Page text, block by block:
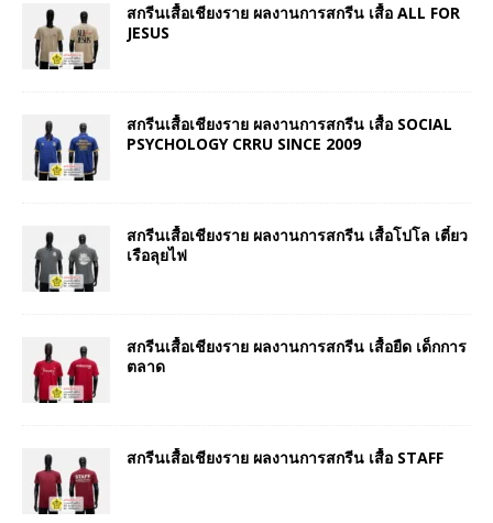
สกรีนเสื้อเชียงราย ผลงานการสกรีน เสื้อ ALL FOR
JESUS
สกรีนเสื้อเชียงราย ผลงานการสกรีน เสื้อ SOCIAL
PSYCHOLOGY CRRU SINCE 2009
สกรีนเสื้อเชียงราย ผลงานการสกรีน เสื้อโปโล เตี๋ยว
เรือลุยไฟ
สกรีนเสื้อเชียงราย ผลงานการสกรีน เสื้อยืด เด็กการ
ตลาด
สกรีนเสื้อเชียงราย ผลงานการสกรีน เสื้อ STAFF